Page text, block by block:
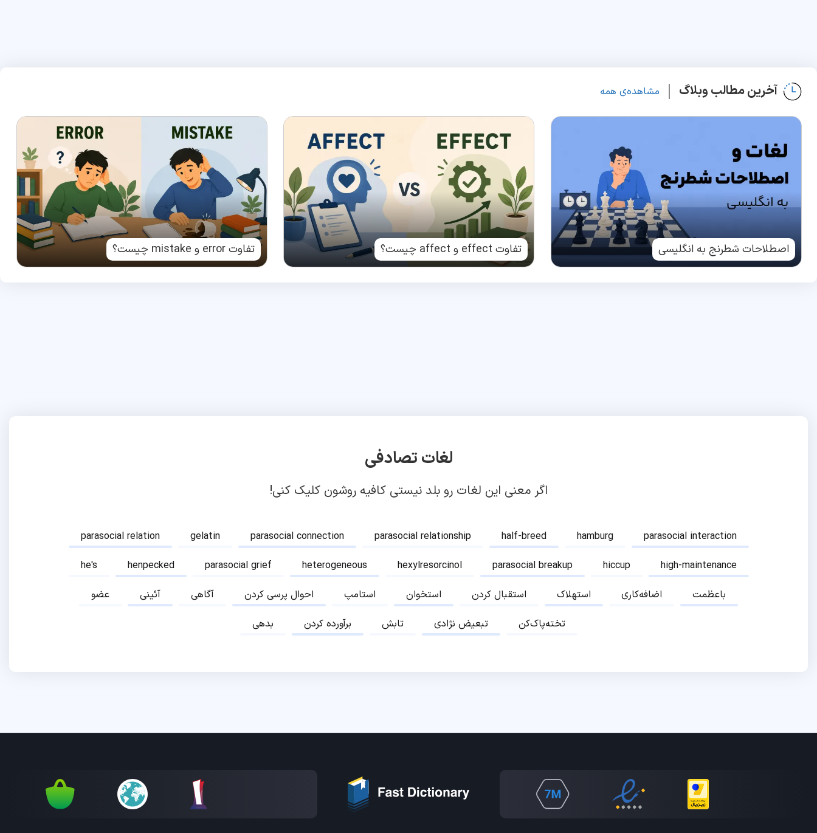
آخرین مطالب وبلاگ مشاهده‌ی همه
اصطلاحات شطرنج به انگلیسی تفاوت effect و affect چیست؟ تفاوت error و mistake چیست؟
لغات تصادفی
اگر معنی این لغات رو بلد نیستی کافیه روشون کلیک کنی!
parasocial relation gelatin parasocial connection parasocial relationship half-breed hamburg
parasocial interaction
he's
henpecked parasocial grief heterogeneous hexylresorcinol parasocial breakup hiccup
high-maintenance
عضو
آئینی آگاهی احوال پرسی کردن استامپ استخوان استقبال کردن استهلاک اضافه‌کاری
باعظمت
بدهی
برآورده کردن تابش تبعیض نژادی تخته‌پاک‌کن